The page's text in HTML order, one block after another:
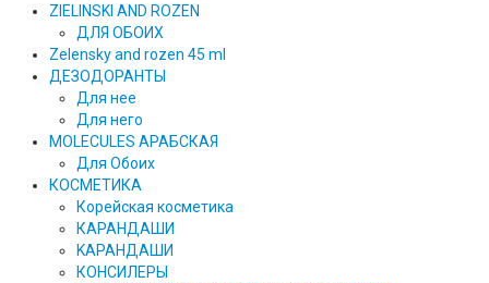
ZIELINSKI AND ROZEN
ДЛЯ ОБОИХ
Zelensky and rozen 45 ml
ДЕЗОДОРАНТЫ
Для нее
Для него
MOLECULES АРАБСКАЯ
Для Обоих
КОСМЕТИКА
Корейская косметика
КАРАНДAШИ
KAPAHДАШИ
КОНСИЛЕРЫ